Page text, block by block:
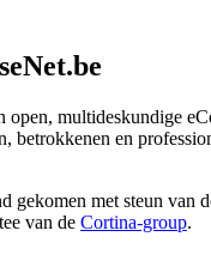
open, multideskundige
betrokkenen en
gekomen met steun van
van de Cortina-group.